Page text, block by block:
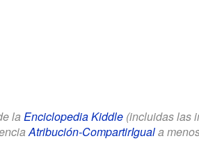
la Enciclopedia Kiddle(incluidas las
Atribución-CompartirIguala